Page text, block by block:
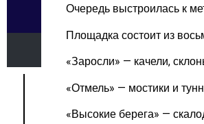
Очередь выстроилась к
Площадка состоит из
«Заросли» — качели,
«Отмель» — мостики и
«Высокие берега» —